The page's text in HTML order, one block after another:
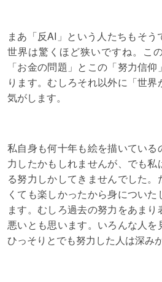
まあ「反AI」という人たちもそ
世界は驚くほど狭いですね。こ
「お金の問題」とこの「努力信
ります。むしろそれ以外に「世
気がします。
私自身も何十年も絵を描いてい
力したかもしれませんが、でも私
る努力しかしてきませんでした
くても楽しかったから身につい
ます。むしろ過去の努力をあま
悪いとも思います。いろんな人を
ひっそりとでも努力した人は深み